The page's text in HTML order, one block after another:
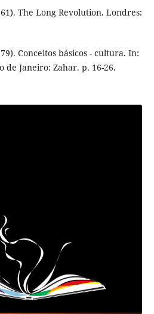
The Long Revolution. Londres:
Conceitos básicos - cultura. In:
Janeiro: Zahar. p. 16-26.